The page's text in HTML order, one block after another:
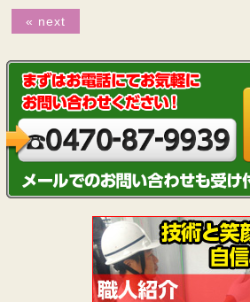
« next